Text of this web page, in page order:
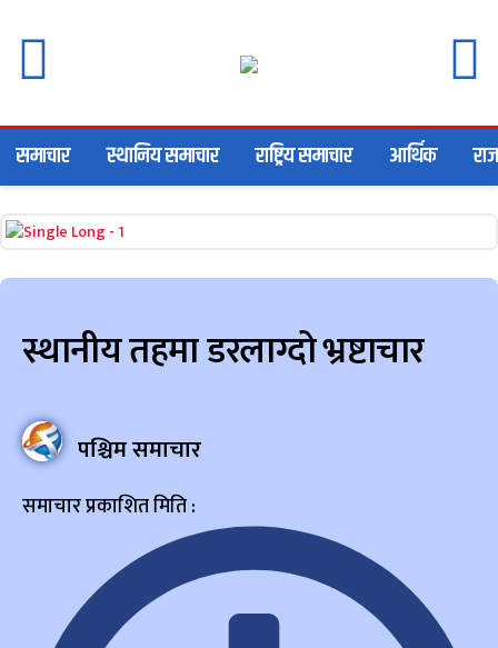
समाचार स्थानिय समाचार राष्ट्रिय समाचार आर्थिक
स्थानीय तहमा डरलाग्दो भ्रष्टाचार
पश्चिम समाचार
समाचार प्रकाशित मिति :